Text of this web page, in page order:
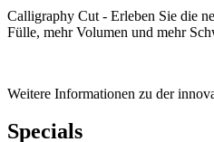
Calligraphy Cut - Erleben Sie die
Fülle, mehr Volumen und mehr
Weitere Informationen zu der
Specials